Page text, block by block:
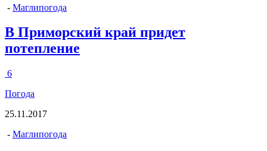
- Маглипогода
В Приморский край придет
потепление
6
Погода
25.11.2017
- Маглипогода